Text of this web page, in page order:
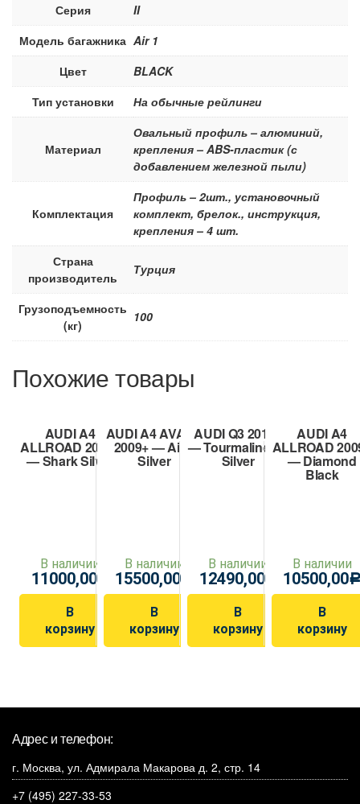
Серия
II
Модель багажника Air 1
Цвет
BLACK
Тип установки
На обычные рейлинги
Материал
Овальный профиль – алюминий,
крепления – ABS-пластик (с
добавлением железной пыли)
Комплектация
Профиль – 2шт., установочный
комплект, брелок., инструкция,
крепления – 4 шт.
Страна
производитель
Турция
Грузоподъемность
(кг)
100
Похожие товары
AUDI A4
ALLROAD 2009+
— Shark Silver
В наличии
11000,00Р
В
корзину
AUDI A4 AVANT
2009+ — Air 2
Silver
В наличии
15500,00
В
корзину
AUDI Q3 2011+
— Tourmaline V2
Silver
В наличии
12490,00Р
В
корзину
AUDI A4
ALLROAD
— Diamond
Black
В наличии
10500,00
В
корзину
Адрес и телефон:
г. Москва, ул. Адмирала Макарова д. 2, стр. 14
+7 (495) 227-33-53